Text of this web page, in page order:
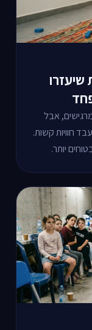
שיעזרו
אבל
חוויות קשות.
יותר.